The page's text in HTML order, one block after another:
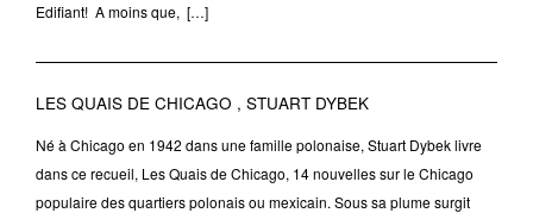
Edifiant! A moins que, […]
LES QUAIS DE CHICAGO , STUART DYBEK
Né à Chicago en 1942 dans une famille polonaise, Stuart Dybek livre
dans ce recueil, Les Quais de Chicago, 14 nouvelles sur le Chicago
populaire des quartiers polonais ou mexicain. Sous sa plume surgit